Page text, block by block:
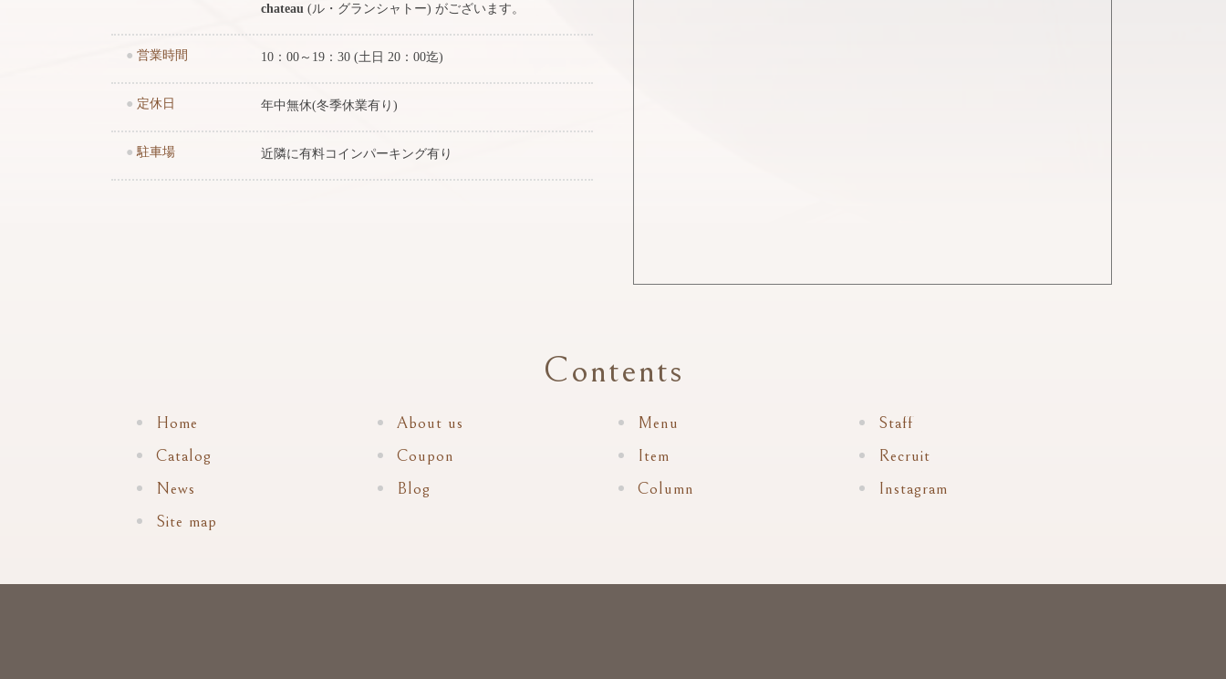
chateau (ル・グランシャトー) がございます。
● 営業時間 10：00～19：30 (土日 20：00迄)
● 定休日 年中無休(冬季休業有り)
● 駐車場 近隣に有料コインパーキング有り
Contents
Home About us Menu
Staff
Catalog
Coupon Item
Recruit
News
Blog Column
Instagram
Site map